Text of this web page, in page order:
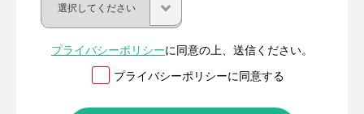
プライバシーポリシーに同意の上、送信ください。
プライバシーポリシーに同意する